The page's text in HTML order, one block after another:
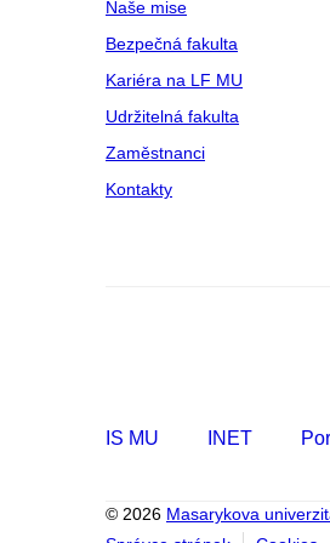
Naše mise
Bezpečná fakulta
Kariéra na LF MU
Udržitelná fakulta
Zaměstnanci
Kontakty
IS MU INET
© 2026 Masarykova